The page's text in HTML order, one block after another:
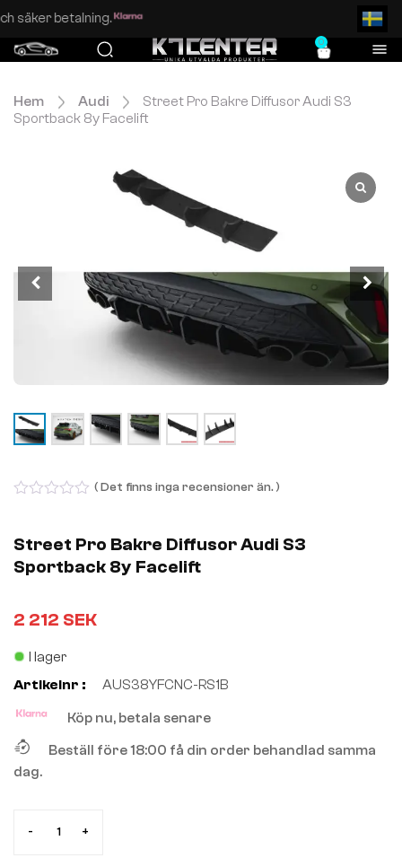
Enkel och säker betalning.
0
Hem Audi
Street Pro Bakre Diffusor Audi S3
Sportback 8y Facelift
of
5
( Det finns inga recensioner än. )
Street Pro Bakre Diffusor Audi S3
Sportback 8y Facelift
2 212 SEK
I lager
Artikelnr :
AUS38YFCNC-RS1B
Köp nu, betala senare
Beställ före 18:00 få din order behandlad samma
dag.
- +